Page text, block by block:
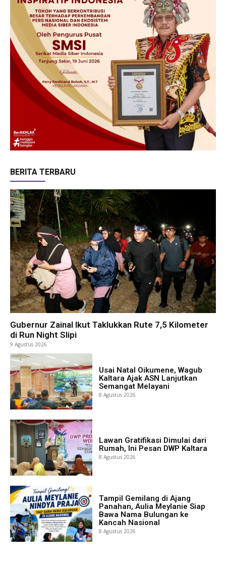
BERITA TERBARU
Gubernur Zainal Ikut Taklukkan Rute 7,5 Kilometer
di Run Night Slipi
9 Agustus 2026
Usai Natal Oikumene, Wagub
Kaltara Ajak ASN Lanjutkan
Semangat Melayani
8 Agustus 2026
Lawan Gratifikasi Dimulai dari
Rumah, Ini Pesan DWP Kaltara
8 Agustus 2026
Tampil Gemilang di Ajang
Panahan, Aulia Meylanie Siap
Bawa Nama Bulungan ke
Kancah Nasional
8 Agustus 2026